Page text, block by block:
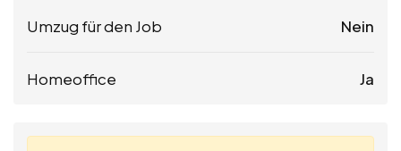
Umzug für den Job Nein
Homeoffice Ja